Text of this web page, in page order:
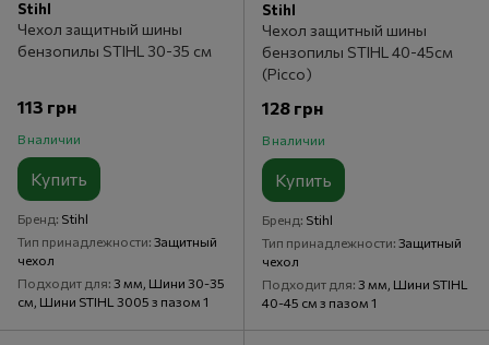
Stihl
Чехол защитный шины
бензопилы STIHL 30-35 см
113 грн
В наличии
Купить
Бренд Stihl
Тип принадлежности Защитный
чехол
Подходит для 3 мм, Шини 30-35
см, Шини STIHL 3005 з пазом 1
Stihl
Чехол защитный шины
бензопилы STIHL 40-45см
(Picco)
128 грн
В наличии
Купить
Бренд Stihl
Тип принадлежности Защитный
чехол
Подходит для 3 мм, Шини STIHL
40-45 см з пазом 1